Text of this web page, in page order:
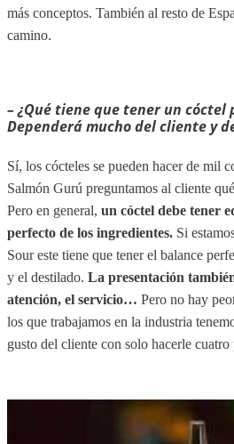
más conceptos. También al resto de
camino.
– ¿Qué tiene que tener un cóctel
Dependerá mucho del cliente y
Sí, los cócteles se pueden hacer de mil
Salmón Gurú preguntamos al cliente
Pero en general, un cóctel debe tener
perfecto de los ingredientes. Si
Sour este tiene que tener el balance
y el destilado. La presentación
atención, el servicio… Pero no hay
los que trabajamos en la industria
gusto del cliente con solo hacerle cuatro